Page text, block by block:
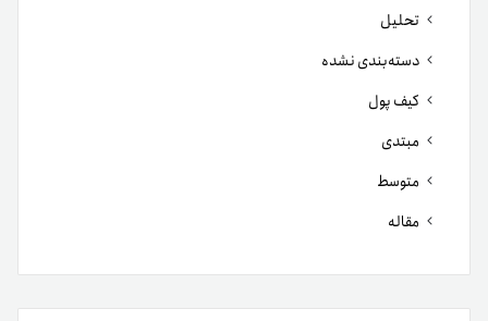
تحلیل
دسته‌بندی نشده
کیف پول
مبتدی
متوسط
مقاله